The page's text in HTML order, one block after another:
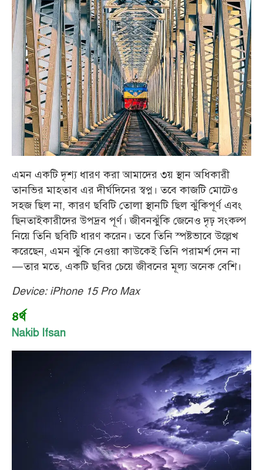
এমন একটি দৃশ্য ধারণ করা আমাদের ৩য় স্থান অধিকারী
তানভির মাহতাব এর দীর্ঘদিনের স্বপ্ন। তবে কাজটি মোটেও
সহজ ছিল না, কারণ ছবিটি তোলা স্থানটি ছিল ঝুঁকিপূর্ণ এবং
ছিনতাইকারীদের উপদ্রব পূর্ণ। জীবনঝুঁকি জেনেও দৃঢ় সংকল্প
নিয়ে তিনি ছবিটি ধারণ করেন। তবে তিনি স্পষ্টভাবে উল্লেখ
করেছেন, এমন ঝুঁকি নেওয়া কাউকেই তিনি পরামর্শ দেন না
—তার মতে, একটি ছবির চেয়ে জীবনের মূল্য অনেক বেশি।
Device: iPhone 15 Pro Max
৪র্থ
Nakib Ifsan